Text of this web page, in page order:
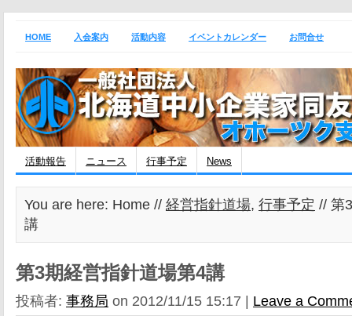
HOME 入会案内 活動内容 イベントカレンダー お問合せ
活動報告 ニュース 行事予定 News
You are here: Home // 経営指針道場, 行事予定 // 第
講
第3期経営指針道場第4講
投稿者: 事務局 on 2012/11/15 15:17 | Leave a